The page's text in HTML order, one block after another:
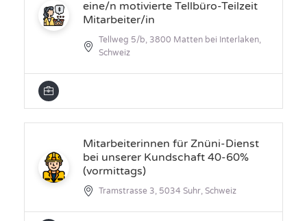
eine/n motivierte Tellbüro-Teilzeit
Mitarbeiter/in
Tellweg 5/b, 3800 Matten bei Interlaken,
Schweiz
Mitarbeiterinnen für Znüni-Dienst
bei unserer Kundschaft 40-60%
(vormittags)
Tramstrasse 3, 5034 Suhr, Schweiz